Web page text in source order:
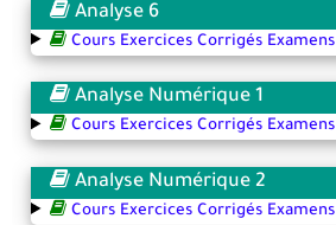
Analyse 6
Cours Exercices Corrigés Examens
Analyse Numérique 1
Cours Exercices Corrigés Examens
Analyse Numérique 2
Cours Exercices Corrigés Examens